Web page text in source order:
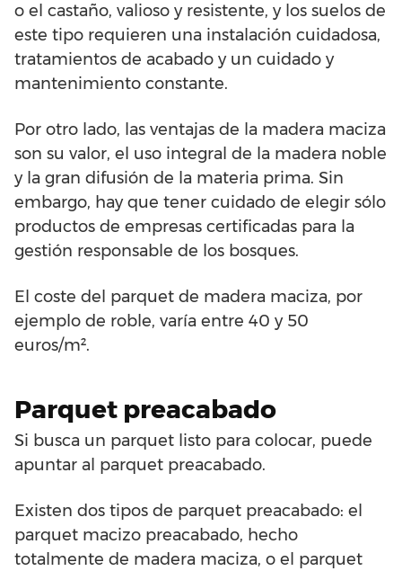
o el castaño, valioso y resistente, y los suelos de
este tipo requieren una instalación cuidadosa,
tratamientos de acabado y un cuidado y
mantenimiento constante.
Por otro lado, las ventajas de la madera maciza
son su valor, el uso integral de la madera noble
y la gran difusión de la materia prima. Sin
embargo, hay que tener cuidado de elegir sólo
productos de empresas certificadas para la
gestión responsable de los bosques.
El coste del parquet de madera maciza, por
ejemplo de roble, varía entre 40 y 50
euros/m².
Parquet preacabado
Si busca un parquet listo para colocar, puede
apuntar al parquet preacabado.
Existen dos tipos de parquet preacabado: el
parquet macizo preacabado, hecho
totalmente de madera maciza, o el parquet